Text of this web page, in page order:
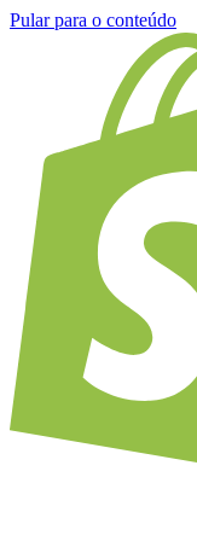
Pular para o conteúdo